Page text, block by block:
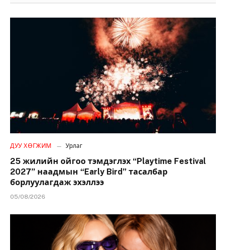
ДУУ ХӨГЖИМ Урлаг
25 жилийн ойгоо тэмдэглэх “Playtime Festival
2027” наадмын “Early Bird” тасалбар
борлуулагдаж эхэллээ
05/08/2026